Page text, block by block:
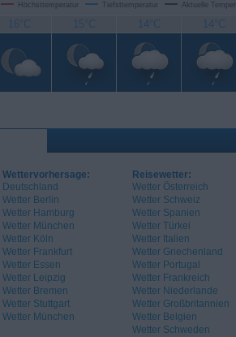
Höchsttemperatur Tiefsttemperatur Aktuelle
16°C 15°C 14°C 14°C
Wettervorhersage:
Deutschland
Wetter Berlin
Wetter Hamburg
Wetter München
Wetter Köln
Wetter Frankfurt
Wetter Essen
Wetter Leipzig
Wetter Bremen
Wetter Stuttgart
Wetter München
Reisewetter:
Wetter Österreich
Wetter Schweiz
Wetter Spanien
Wetter Türkei
Wetter Italien
Wetter Griechenland
Wetter Portugal
Wetter Frankreich
Wetter Niederlande
Wetter Großbritannien
Wetter Belgien
Wetter Schweden